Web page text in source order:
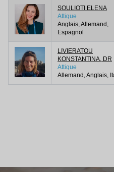
SOULIOTI ELENA
Attique
Anglais, Allemand,
Espagnol
LIVIERATOU
KONSTANTINA, DR
Attique
Allemand, Anglais,